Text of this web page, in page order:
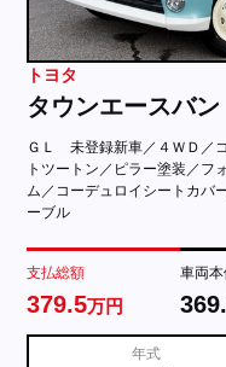
トヨタ
タウンエースバン
ＧＬ 未登録新車／４ＷＤ／
トツートン／ピラー塗装／フ
ム／コーデュロイシートカバ
ーブル
支払総額
379.5万円
車両
年式